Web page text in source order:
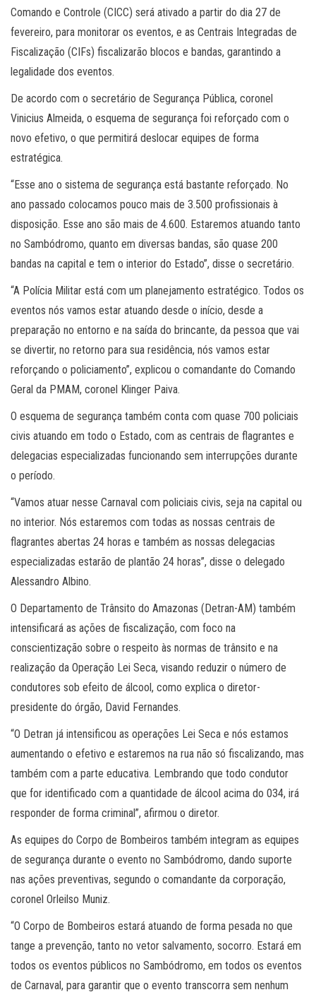
Comando e Controle (CICC) será ativado a partir do dia 27 de
fevereiro, para monitorar os eventos, e as Centrais Integradas de
Fiscalização (CIFs) fiscalizarão blocos e bandas, garantindo a
legalidade dos eventos.
De acordo com o secretário de Segurança Pública, coronel
Vinicius Almeida, o esquema de segurança foi reforçado com o
novo efetivo, o que permitirá deslocar equipes de forma
estratégica.
“Esse ano o sistema de segurança está bastante reforçado. No
ano passado colocamos pouco mais de 3.500 profissionais à
disposição. Esse ano são mais de 4.600. Estaremos atuando tanto
no Sambódromo, quanto em diversas bandas, são quase 200
bandas na capital e tem o interior do Estado”, disse o secretário.
“A Polícia Militar está com um planejamento estratégico. Todos os
eventos nós vamos estar atuando desde o início, desde a
preparação no entorno e na saída do brincante, da pessoa que vai
se divertir, no retorno para sua residência, nós vamos estar
reforçando o policiamento”, explicou o comandante do Comando
Geral da PMAM, coronel Klinger Paiva.
O esquema de segurança também conta com quase 700 policiais
civis atuando em todo o Estado, com as centrais de flagrantes e
delegacias especializadas funcionando sem interrupções durante
o período.
“Vamos atuar nesse Carnaval com policiais civis, seja na capital ou
no interior. Nós estaremos com todas as nossas centrais de
flagrantes abertas 24 horas e também as nossas delegacias
especializadas estarão de plantão 24 horas”, disse o delegado
Alessandro Albino.
O Departamento de Trânsito do Amazonas (Detran-AM) também
intensificará as ações de fiscalização, com foco na
conscientização sobre o respeito às normas de trânsito e na
realização da Operação Lei Seca, visando reduzir o número de
condutores sob efeito de álcool, como explica o diretor-
presidente do órgão, David Fernandes.
“O Detran já intensificou as operações Lei Seca e nós estamos
aumentando o efetivo e estaremos na rua não só fiscalizando, mas
também com a parte educativa. Lembrando que todo condutor
que for identificado com a quantidade de álcool acima do 034, irá
responder de forma criminal”, afirmou o diretor.
As equipes do Corpo de Bombeiros também integram as equipes
de segurança durante o evento no Sambódromo, dando suporte
nas ações preventivas, segundo o comandante da corporação,
coronel Orleilso Muniz.
“O Corpo de Bombeiros estará atuando de forma pesada no que
tange a prevenção, tanto no vetor salvamento, socorro. Estará em
todos os eventos públicos no Sambódromo, em todos os eventos
de Carnaval, para garantir que o evento transcorra sem nenhum